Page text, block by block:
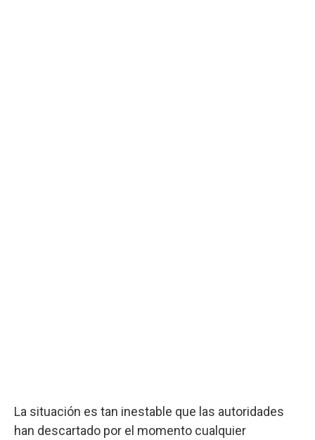
La situación es tan inestable que las autoridades
han descartado por el momento cualquier